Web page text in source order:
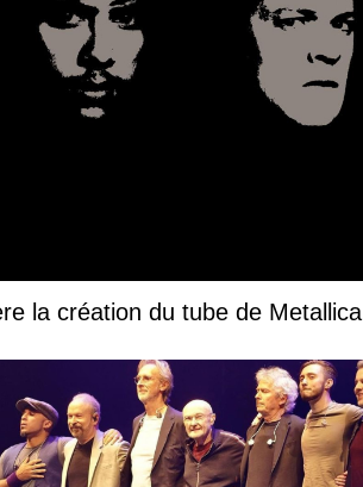
la création du tube de Metallica